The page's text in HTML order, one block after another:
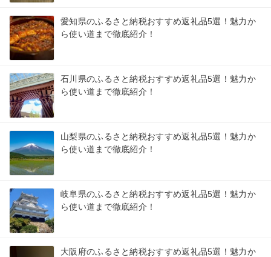
愛知県のふるさと納税おすすめ返礼品5選！魅力か
ら使い道まで徹底紹介！
石川県のふるさと納税おすすめ返礼品5選！魅力か
ら使い道まで徹底紹介！
山梨県のふるさと納税おすすめ返礼品5選！魅力か
ら使い道まで徹底紹介！
岐阜県のふるさと納税おすすめ返礼品5選！魅力か
ら使い道まで徹底紹介！
大阪府のふるさと納税おすすめ返礼品5選！魅力か